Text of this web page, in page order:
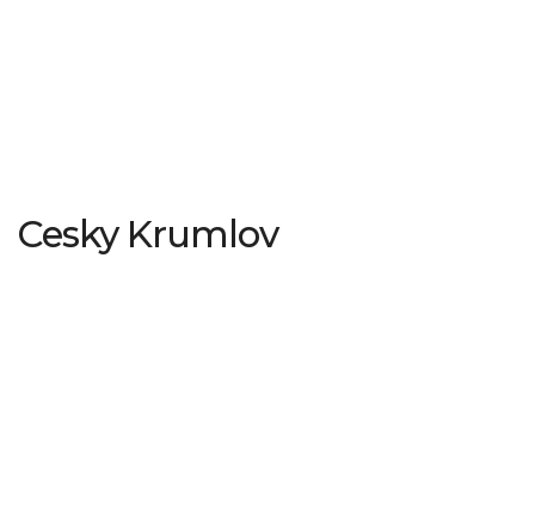
Cesky Krumlov